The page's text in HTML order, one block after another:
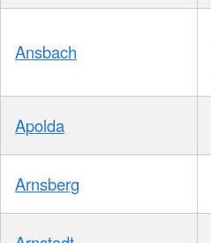
Ansbach
Apolda
Arnsberg